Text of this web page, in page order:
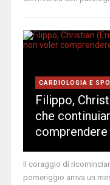
CARDIOLOGIA E
Filippo,
che
comprendere
Il coraggio di
pomeriggio arriva un